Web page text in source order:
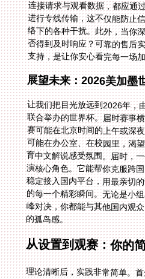
支持，是让你安心看完每一场
展望未来：2026美加墨
让我们把目光放远到2026年，
联合举办的世界杯。届时赛事
赛可能在北京时间的上午或深
可能在办公室、在校园里，渴
育中文解说感受氛围。届时，
演核心角色。它能帮你克服跨
稳定接入国内平台，用最亲切
的每一个精彩瞬间。无论是小
峰对决，你都能与其他国内观
的孤岛感。
从设置到观赛：你的
理论清晰后，实践非常简单。
选择一款口碑良好的专业回国
的常用设备上下载对应的客户
普通应用。启动应用，从服务
大陆的节点（通常标注为“国内
击连接，待状态显示成功后，
绪。此时，再打开你手机或电
视频或腾讯体育APP，你会发
播放的赛事直播页面，已经变
你可以像在国内一样，收藏赛